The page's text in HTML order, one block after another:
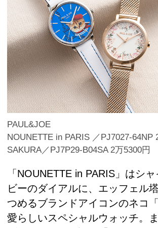
PAUL&JOE
NOUNETTE in PARIS ／PJ7027-64NP
SAKURA／PJ7P29-B04SA 2万5300円
「NOUNETTE in PARIS」はシ
ビーのダイアルに、エッフェル
つめるブランドアイコンのネコ
愛らしいスペシャルウォッチ。